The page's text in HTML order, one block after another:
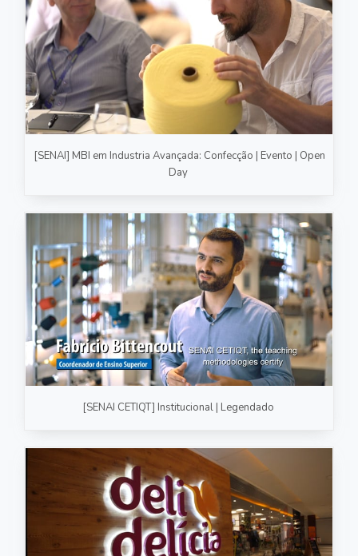
[SENAI] MBI em Industria Avançada: Confecção | Evento | Open
Day
[SENAI CETIQT] Institucional | Legendado